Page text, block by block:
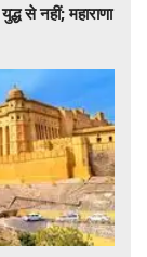
से नहीं; महाराणा